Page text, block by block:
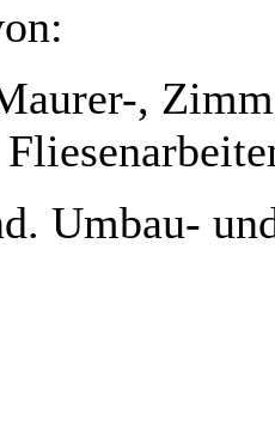
,
Umbau-